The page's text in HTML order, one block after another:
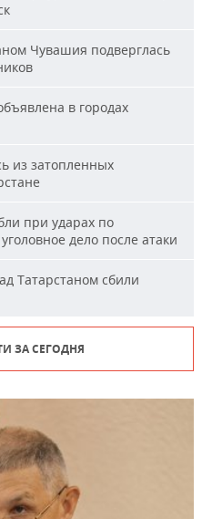
Чувашия подверглась
в городах
из затопленных
при ударах по
дело после атаки
Татарстаном сбили
ЗА СЕГОДНЯ